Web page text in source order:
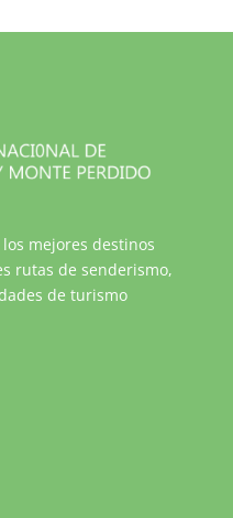
los mejores destinos
rutas de senderismo,
de turismo